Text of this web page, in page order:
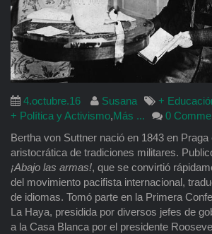
4.octubre.16 Susana +
+ Política y Activismo,Más ...
0
Bertha von Suttner nació en 1843 en Praga
aristocrática de tradiciones militares.
¡Abajo las armas!, que se convirtió
del movimiento pacifista internacional,
de idiomas. Tomó parte en la Primera
La Haya, presidida por diversos jefes de
a la Casa Blanca por el presidente